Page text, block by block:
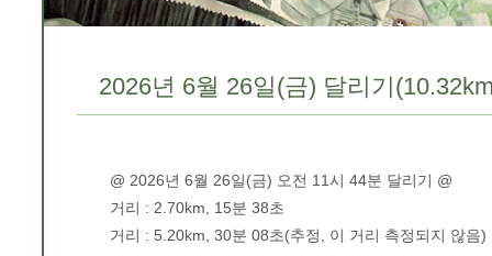
2026년 6월 26일(금) 달리기
@ 2026년 6월 26일(금) 오전 11시 44분 달리기 @
거리 : 2.70km, 15분 38초
거리 : 5.20km, 30분 08초(추정, 이 거리 측정되지 않음)